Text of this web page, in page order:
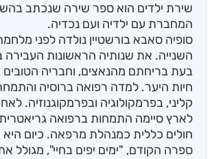
שירת ילדים הוא ספר שירה שנכתב
המחברת עם ילדיה ועם נכדיה.
סופיה סאבא בורשטיין נולדה לפני
השנייה. את שנותיה הראשונות העבירה
בעת בריחתם מהנאצים, וחבריה הטובים
חיות היער. למדה רפואה ברוסיה
קליני, בפרמקולוגיה ובפרמקוגנוזיה.
לארץ סיימה התמחות ברפואה
חולים כללית כמנהלת מרפאה. כיום היא
ספרה הקודם, "ימים יפים בחיי", מגולל